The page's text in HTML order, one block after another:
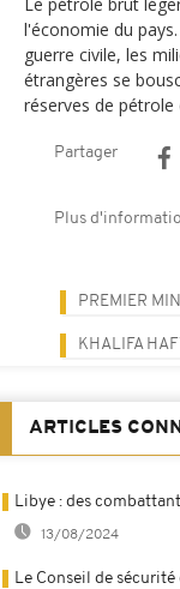
l'économie du
guerre civile, les
étrangères se
réserves de pétrole
Partager
Plus
PREMIER
KHALIFA
ARTICLES
Libye : des
13/08/2024
Le Conseil de